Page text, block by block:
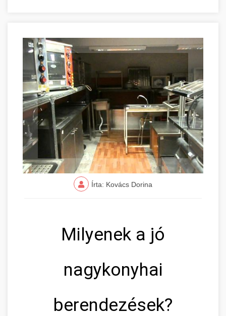
Írta: Kovács Dorina
Milyenek a jó
nagykonyhai
berendezések?